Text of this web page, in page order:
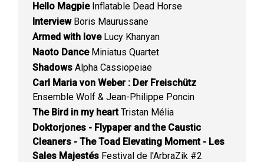
Hello MagpieInflatable Dead Horse
InterviewBoris Maurussane
Armed with loveLucy Khanyan
Naoto DanceMiniatus Quartet
Shadows Alpha Cassiopeiae
Carl Maria von Weber : Der Freischütz
Ensemble Wolf & Jean-Philippe Poncin
The Bird in my heartTristan Mélia
Doktorjones - Flypaper and the Caustic
Cleaners - The Toad Elevating Moment - Les
Sales Majestés Festival de l'ArbraZik #2